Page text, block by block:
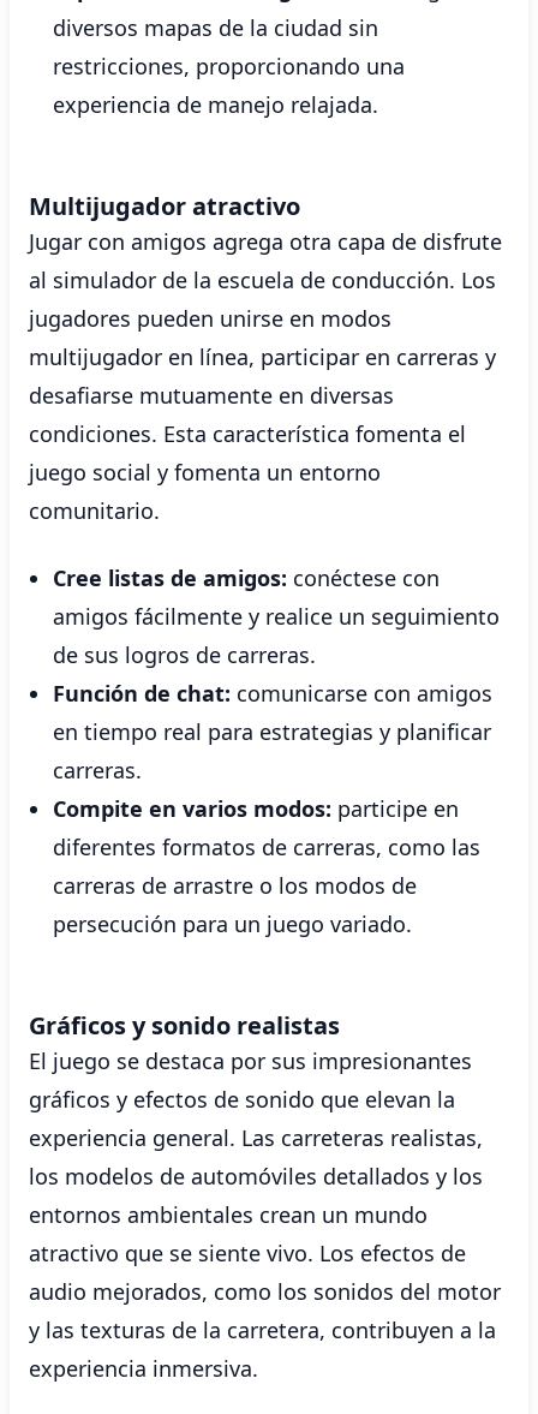
diversos mapas de la ciudad sin
restricciones, proporcionando una
experiencia de manejo relajada.
Multijugador atractivo
Jugar con amigos agrega otra capa de disfrute
al simulador de la escuela de conducción. Los
jugadores pueden unirse en modos
multijugador en línea, participar en carreras y
desafiarse mutuamente en diversas
condiciones. Esta característica fomenta el
juego social y fomenta un entorno
comunitario.
Cree listas de amigos: conéctese con
amigos fácilmente y realice un seguimiento
de sus logros de carreras.
Función de chat: comunicarse con amigos
en tiempo real para estrategias y planificar
carreras.
Compite en varios modos: participe en
diferentes formatos de carreras, como las
carreras de arrastre o los modos de
persecución para un juego variado.
Gráficos y sonido realistas
El juego se destaca por sus impresionantes
gráficos y efectos de sonido que elevan la
experiencia general. Las carreteras realistas,
los modelos de automóviles detallados y los
entornos ambientales crean un mundo
atractivo que se siente vivo. Los efectos de
audio mejorados, como los sonidos del motor
y las texturas de la carretera, contribuyen a la
experiencia inmersiva.